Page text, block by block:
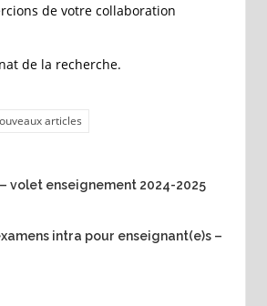
de votre collaboration
de la recherche.
articles
– volet enseignement 2024-2025
intra pour enseignant(e)s –